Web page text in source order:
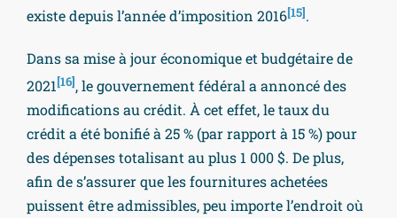
existe depuis l’année d’imposition 2016[15].
Dans sa mise à jour économique et budgétaire de
2021[16], le gouvernement fédéral a annoncé des
modifications au crédit. À cet effet, le taux du
crédit a été bonifié à 25 % (par rapport à 15 %) pour
des dépenses totalisant au plus 1 000 $. De plus,
afin de s’assurer que les fournitures achetées
puissent être admissibles, peu importe l’endroit où